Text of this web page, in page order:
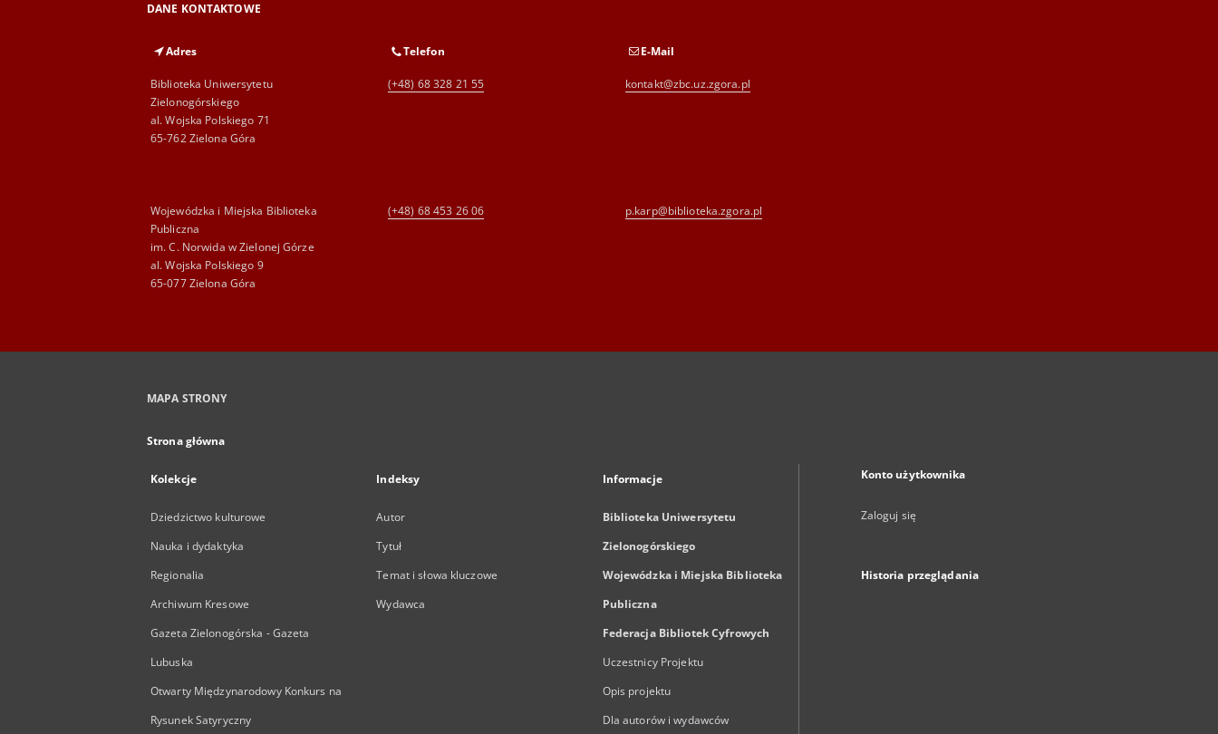
DANE KONTAKTOWE
Adres
Biblioteka Uniwersytetu
Zielonogórskiego
al. Wojska Polskiego 71
65-762 Zielona Góra
Telefon
(+48) 68 328 21 55
E-Mail
kontakt@zbc.uz.zgora.pl
Wojewódzka i Miejska Biblioteka
Publiczna
im. C. Norwida w Zielonej Górze
al. Wojska Polskiego 9
65-077 Zielona Góra
(+48) 68 453 26 06 p.karp@biblioteka.zgora.pl
MAPA STRONY
Strona główna
Kolekcje
Dziedzictwo kulturowe
Nauka i dydaktyka
Regionalia
Archiwum Kresowe
Gazeta Zielonogórska - Gazeta
Lubuska
Otwarty Międzynarodowy Konkurs na
Rysunek Satyryczny
Indeksy
Autor
Tytuł
Temat i słowa kluczowe
Wydawca
Informacje
Biblioteka Uniwersytetu
Zielonogórskiego
Wojewódzka i Miejska Biblioteka
Publiczna
Federacja Bibliotek Cyfrowych
Uczestnicy Projektu
Opis projektu
Dla autorów i wydawców
Konto użytkownika
Zaloguj się
Historia przeglądania